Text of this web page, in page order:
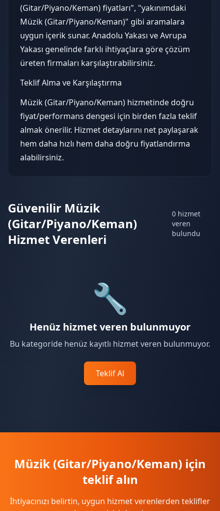
(Gitar/Piyano/Keman) fiyatları", "yakınımdaki
Müzik (Gitar/Piyano/Keman)" gibi aramalara
uygun içerik sunar. Anadolu Yakası ve Avrupa
Yakası genelinde farklı ihtiyaçlara göre çözüm
üreten firmaları karşılaştırabilirsiniz.
Teklif Alma ve Karşılaştırma
Müzik (Gitar/Piyano/Keman) hizmetinde doğru
fiyat/performans dengesi için birden fazla teklif
almak önerilir. Hizmet detaylarını net paylaşarak
hem daha hızlı hem daha doğru fiyatlandırma
alabilirsiniz.
Güvenilir Müzik
(Gitar/Piyano/Keman)
Hizmet Verenleri
0 hizmet
veren
bulundu
🔧
Henüz hizmet veren bulunmuyor
Bu kategoride henüz kayıtlı hizmet veren bulunmuyor.
Teklif Al
Müzik (Gitar/Piyano/Keman) için
teklif alın
İhtiyacınızı belirtin, uygun hizmet verenlerden teklifler